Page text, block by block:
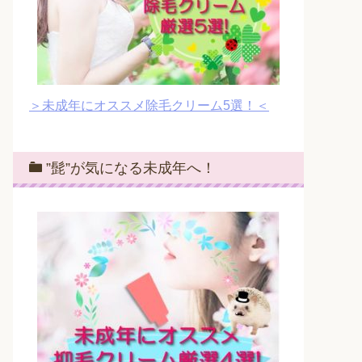
＞未成年にオススメ除毛クリーム5選！＜
”髭”が気になる未成年へ！